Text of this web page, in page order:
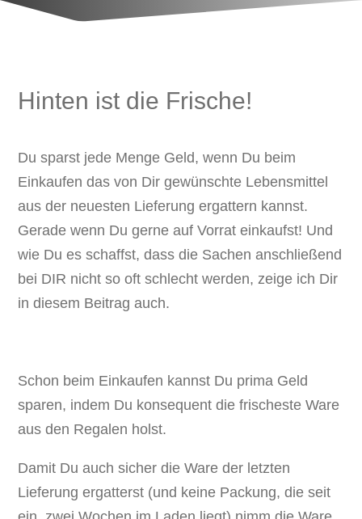
Hinten ist die Frische!
Du sparst jede Menge Geld, wenn Du beim
Einkaufen das von Dir gewünschte Lebensmittel
aus der neuesten Lieferung ergattern kannst.
Gerade wenn Du gerne auf Vorrat einkaufst! Und
wie Du es schaffst, dass die Sachen anschließend
bei DIR nicht so oft schlecht werden, zeige ich Dir
in diesem Beitrag auch.
Schon beim Einkaufen kannst Du prima Geld
sparen, indem Du konsequent die frischeste Ware
aus den Regalen holst.
Damit Du auch sicher die Ware der letzten
Lieferung ergatterst (und keine Packung, die seit